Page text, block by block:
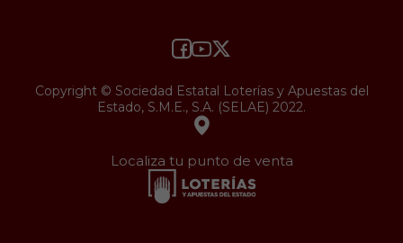
Copyright © Sociedad Estatal Loterías y Apuestas del
Estado, S.M.E., S.A. (SELAE) 2022.
Localiza tu punto de venta